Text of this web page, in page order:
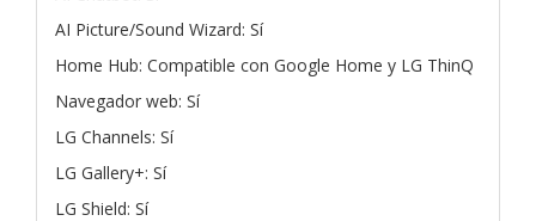
AI Picture/Sound Wizard: Sí
Home Hub: Compatible con Google Home y LG ThinQ
Navegador web: Sí
LG Channels: Sí
LG Gallery+: Sí
LG Shield: Sí